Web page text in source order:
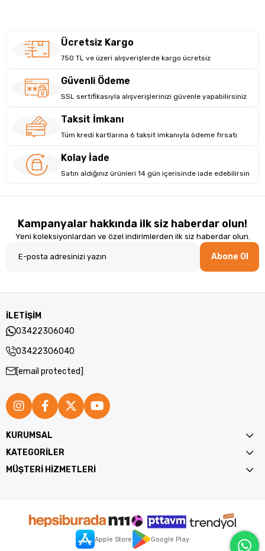
Ücretsiz Kargo
750 TL ve üzeri alışverişlerde kargo ücretsiz
Güvenli Ödeme
SSL sertifikasıyla alışverişlerinizi güvenle yapabilirsiniz
Taksit İmkanı
Tüm kredi kartlarına 6 taksit imkanıyla ödeme fırsatı
Kolay İade
Satın aldığınız ürünleri 14 gün içerisinde iade edebilirsin
Kampanyalar hakkında ilk siz haberdar olun!
Yeni koleksiyonlardan ve özel indirimlerden ilk siz haberdar olun.
Abone Ol
İLETİŞİM
03422306040
03422306040
[email protected]
KURUMSAL
KATEGORİLER
MÜŞTERİ HİZMETLERİ
Apple Store Google Play